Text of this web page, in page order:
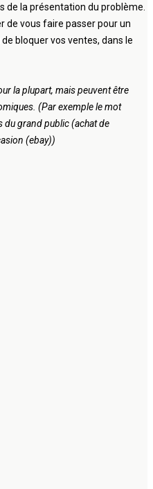
de la présentation du problème.
de vous faire passer pour un
bloquer vos ventes, dans le
la plupart, mais peuvent être
(Par exemple le mot
du grand public (achat de
(ebay))